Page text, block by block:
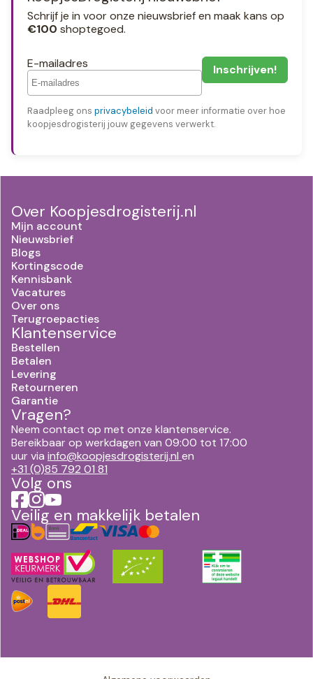
Schrijf je in voor onze nieuwsbrief en maak kans op
€100 shoptegoed.
E-mailadres
Raadpleeg ons privacybeleid voor meer informatie over hoe
koopjesdrogisterij jouw gegevens verwerkt.
Over Koopjesdrogisterij.nl
Mijn account
Nieuwsbrief
Blogs
Kortingscode
Kennisbank
Vacatures
Over ons
Terugroepacties
Klantenservice
Bestellen
Betalen
Levering
Retourneren
Garantie
Vragen?
Neem contact op met onze klantenservice.
Bereikbaar op werkdagen van 09:00 tot 17:00
uur via info@koopjesdrogisterij.nl en
+31 (0)85 792 01 81
Volg ons
Veilig en makkelijk betalen